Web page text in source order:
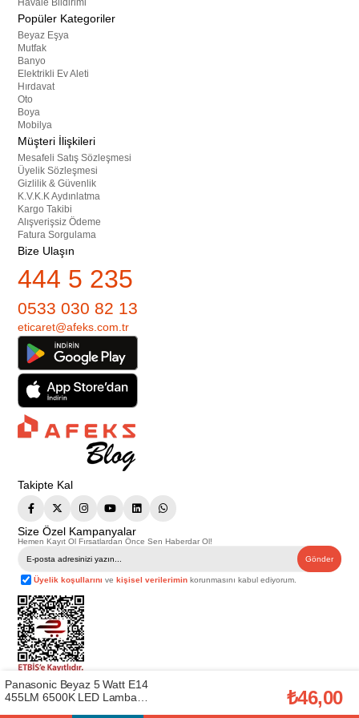
Havale Bildirimi
Popüler Kategoriler
Beyaz Eşya
Mutfak
Banyo
Elektrikli Ev Aleti
Hırdavat
Oto
Boya
Mobilya
Müşteri İlişkileri
Mesafeli Satış Sözleşmesi
Üyelik Sözleşmesi
Gizlilik & Güvenlik
K.V.K.K Aydınlatma
Kargo Takibi
Alışverişsiz Ödeme
Fatura Sorgulama
Bize Ulaşın
444 5 235
0533 030 82 13
eticaret@afeks.com.tr
Takipte Kal
Size Özel Kampanyalar
Hemen Kayıt Ol Fırsatlardan Önce Sen Haberdar Ol!
Gönder
Üyelik koşullarını vekişisel verilerimin korunmasını kabul ediyorum.
Telif Hakkı © 2026Afeks Yapı Market
. Tüm hakları saklıdır.
Bu web sitesindeki tüm ürünler ticari amaçlıdır. Web sitemizde yer alan
görsel ve yazılı içerikler firmamıza ait olup, firmamızın yazılı izni alınmadan
Panasonic Beyaz 5 Watt E14
455LM 6500K LED Lamba
₺46,00